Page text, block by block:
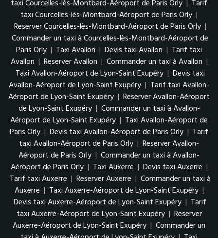
taxi Courcelles-lès-Montbard-Aéroport de Paris Orly | Tarif
taxi Courcelles-lès-Montbard-Aéroport de Paris Orly |
Reserver Courcelles-lès-Montbard-Aéroport de Paris Orly |
Commander un taxi à Courcelles-lès-Montbard-Aéroport de
Paris Orly | Taxi Avallon | Devis taxi Avallon | Tarif taxi
Avallon | Reserver Avallon | Commander un taxi à Avallon |
Taxi Avallon-Aéroport de Lyon-Saint Exupéry | Devis taxi
Avallon-Aéroport de Lyon-Saint Exupéry | Tarif taxi Avallon-
Aéroport de Lyon-Saint Exupéry | Reserver Avallon-Aéroport
de Lyon-Saint Exupéry | Commander un taxi à Avallon-
Aéroport de Lyon-Saint Exupéry | Taxi Avallon-Aéroport de
Paris Orly | Devis taxi Avallon-Aéroport de Paris Orly | Tarif
taxi Avallon-Aéroport de Paris Orly | Reserver Avallon-
Aéroport de Paris Orly | Commander un taxi à Avallon-
Aéroport de Paris Orly | Taxi Auxerre | Devis taxi Auxerre |
Tarif taxi Auxerre | Reserver Auxerre | Commander un taxi à
Auxerre | Taxi Auxerre-Aéroport de Lyon-Saint Exupéry |
Devis taxi Auxerre-Aéroport de Lyon-Saint Exupéry | Tarif
taxi Auxerre-Aéroport de Lyon-Saint Exupéry | Reserver
Auxerre-Aéroport de Lyon-Saint Exupéry | Commander un